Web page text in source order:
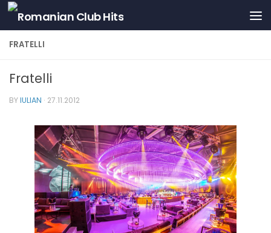
Skip to content
FRATELLI
Fratelli
BYIULIAN · 27.11.2012